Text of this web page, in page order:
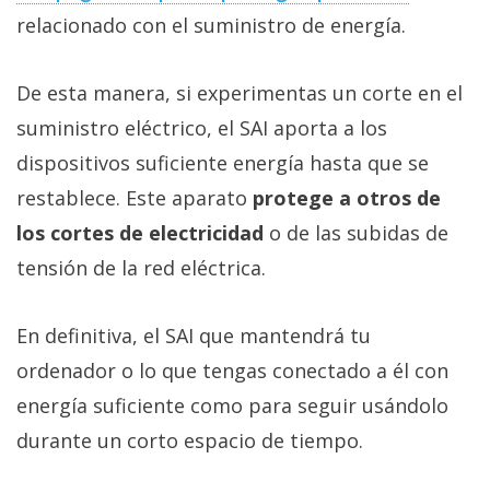
/
Cambiar
de
privacidad
Aviso
Legal
El medio de
encontrarás
todas las
noticias sobre
móviles,
ordenadores,
apps,
relacionado con el suministro de energía.
De esta manera, si experimentas un corte en el
suministro eléctrico, el SAI aporta a los
dispositivos suficiente energía hasta que se
restablece. Este aparato protege a otros de
los cortes de electricidad o de las subidas de
tensión de la red eléctrica.
En definitiva, el SAI que mantendrá tu
ordenador o lo que tengas conectado a él con
energía suficiente como para seguir usándolo
durante un corto espacio de tiempo.